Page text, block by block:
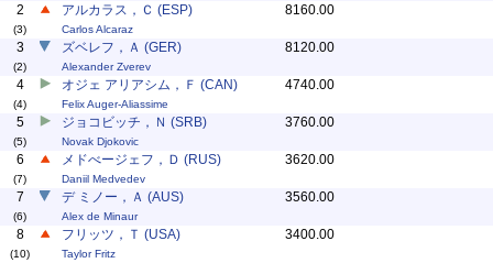
2
(3)
アルカラス，Ｃ (ESP)
Carlos Alcaraz
8160.00
3
(2)
ズベレフ，Ａ (GER)
Alexander Zverev
8120.00
4
(4)
オジェ アリアシム，Ｆ (CAN)
Felix Auger-Aliassime
4740.00
5
(5)
ジョコビッチ，Ｎ (SRB)
Novak Djokovic
3760.00
6
(7)
メドべージェフ，Ｄ (RUS)
Daniil Medvedev
3620.00
7
(6)
デ ミノー，Ａ (AUS)
Alex de Minaur
3560.00
8
(10)
フリッツ，Ｔ (USA)
Taylor Fritz
3400.00